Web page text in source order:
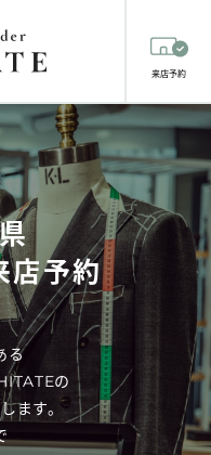
来店予約
店予約
る
の
ます。